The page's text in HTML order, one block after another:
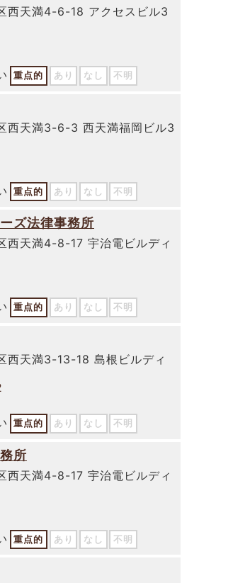
西天満4-6-18 アクセスビル3
重点的 あり なし 不明
西天満3-6-3 西天満福岡ビル3
重点的 あり なし 不明
ズ法律事務所
西天満4-8-17 宇治電ビルディ
重点的 あり なし 不明
西天満3-13-18 島根ビルディ
重点的 あり なし 不明
所
西天満4-8-17 宇治電ビルディ
重点的 あり なし 不明